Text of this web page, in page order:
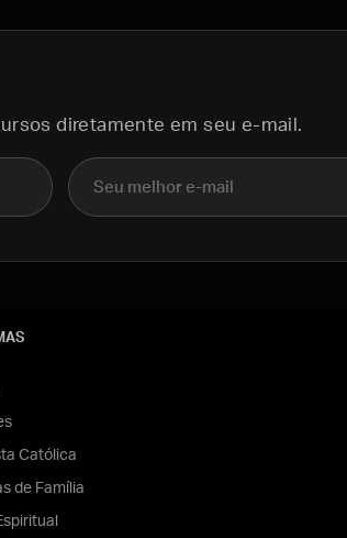
diretamente em seu e-mail.
E-mail
Católica
de Família